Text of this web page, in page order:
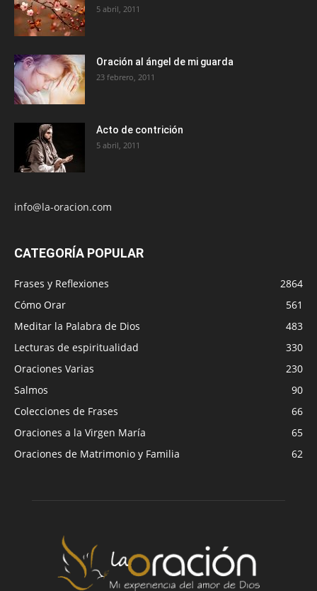
5 abril, 2011
Oración al ángel de mi guarda
23 febrero, 2011
Acto de contrición
5 abril, 2011
info@la-oracion.com
CATEGORÍA POPULAR
Frases y Reflexiones
2864
Cómo Orar
561
Meditar la Palabra de Dios
483
Lecturas de espiritualidad
330
Oraciones Varias
230
Salmos
90
Colecciones de Frases
66
Oraciones a la Virgen María
65
Oraciones de Matrimonio y Familia
62